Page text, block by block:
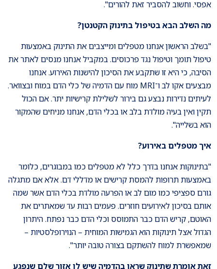
אפסי. וחשוב להסביר זאת להורים".
מה השלב הבא בטיפול בתינוק הקטנטן?
"בשלב הראשון אנחנו מטפלים ומייצבים את התינוק באמצעות
טיפול תומך וטיפול נגד פרכוסים. במקביל אנחנו מנסים לאתר את
הסיבה, כי היא זו שתקבע את הסיכון להישנות האירוע. אנחנו
מבצעים אקו לב ו־MRI מוח עם הדמיה של כלי הדם במוח ובצוואר.
לעיתים נדירות נבצע גם בירור לשלילת קרישיות יתר. אם הכול
תקין ואין בעיה מולדת בלב או בכלי הדם, אנחנו מניחים שהמקור
הוא בשלייה".
איך מטפלים באירוע?
"בתינוקות אנחנו בדרך כלל לא מטפלים כמו במבוגרים, כלומר
באמצעות תרופות להמסת קרישים או מדללי דם. אלא אם מתגלה
גורם ספציפי כמו מום לב או הפרעה מולדת בכלי הדם אשר שמה
אותם בסיכון לאירועים חוזרים. פעמים רבות עד שמאתרים את
האוטם, קריש הדם כבר התמוסס וכלי הדם כבר נפתח. היתרון
הגדול אצל תינוקות הוא הגמישות המוחית – הנוירופלסטיות –
שמאפשרת למוח להשתקם בצורה טובה יותר".
זאת אומרת שתינוק שראו בהדמיה שיש לו אזור שלם שנפגע